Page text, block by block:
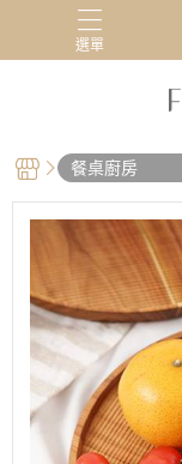
選單
居家服 最新活動
餐桌廚房